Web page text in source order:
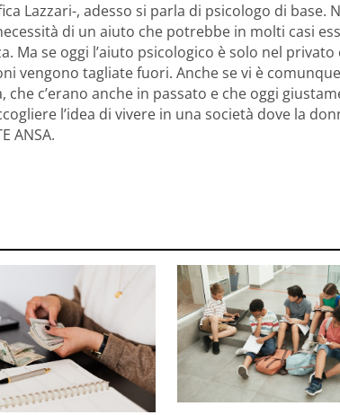
Lazzari-, adesso si parla di psicologo di base.
di un aiuto che potrebbe in molti casi
se oggi l’aiuto psicologico è solo nel privato
vengono tagliate fuori. Anche se vi è comunque
c’erano anche in passato e che oggi
l’idea di vivere in una società dove la
ANSA.